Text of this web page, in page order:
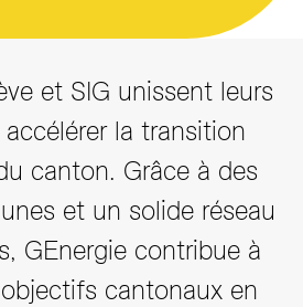
et SIG unissent leurs
la transition
canton. Grâce à des
et un solide réseau
GEnergie contribue à
cantonaux en